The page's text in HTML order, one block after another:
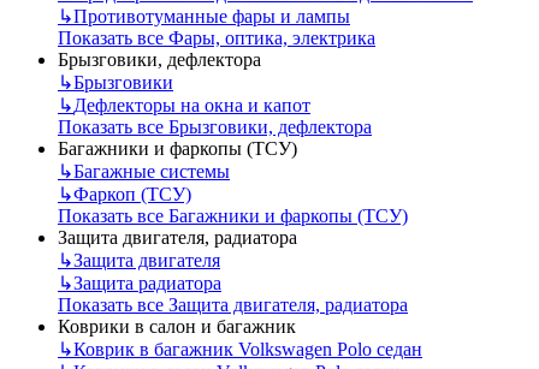
↳Противотуманные фары и лампы
Показать все Фары, оптика, электрика
Брызговики, дефлектора
↳Брызговики
↳Дефлекторы на окна и капот
Показать все Брызговики, дефлектора
Багажники и фаркопы (ТСУ)
↳Багажные системы
↳Фаркоп (ТСУ)
Показать все Багажники и фаркопы (ТСУ)
Защита двигателя, радиатора
↳Защита двигателя
↳Защита радиатора
Показать все Защита двигателя, радиатора
Коврики в салон и багажник
↳Коврик в багажник Volkswagen Polo седан